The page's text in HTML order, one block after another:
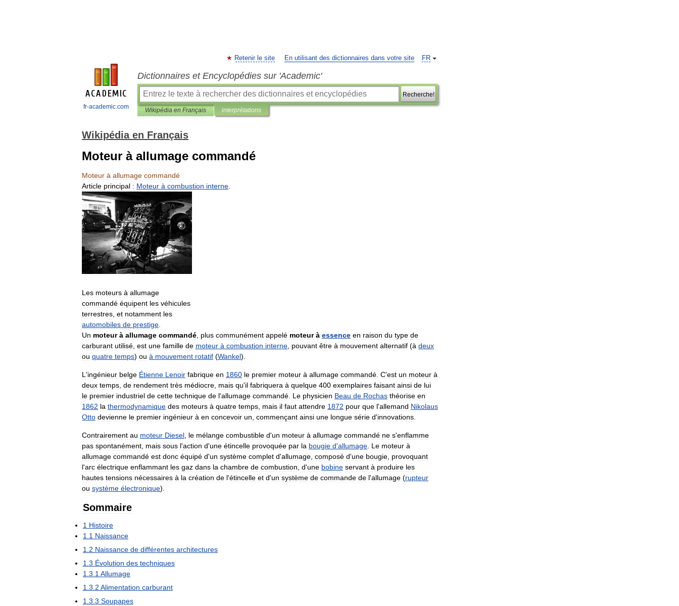
fr-academic.com
FR
Retenir le site En utilisant des dictionnaires dans votre site
Dictionnaires et Encyclopédies sur 'Academic'
Recherche!
Wikipédia en Français interprétations
Wikipédia en Français
Moteur à allumage commandé
Moteur à allumage commandé
Article principal : Moteur à combustion interne
Les moteurs à allumage
commandé équipent les véhicules
terrestres et notamment les
automobiles de prestige
Un moteur à allumage commandé plus communément appelé moteur à essence en raison du type de
carburant utilisé est une famille de moteur à combustion interne pouvant être à mouvement alternatif (à deux
ou quatre temps) ou à mouvement rotatif (Wankel).
L 'ingénieur belge Étienne Lenoir fabrique en 1860 le premier moteur à allumage commandé C'est un moteur à
deux temps de rendement très médiocre mais qu'il fabriquera à quelque 400 exemplaires faisant ainsi de lui
le premier industriel de cette technique de l'allumage commandé Le physicien Beau de Rochas théorise en
1862 la thermodynamique des moteurs à quatre temps mais il faut attendre 1872 pour que l'allemand Nikolaus
Otto devienne le premier ingénieur à en concevoir un commençant ainsi une longue série d'innovations
Contrairement au moteur Diesel le mélange combustible d'un moteur à allumage commandé ne s'enflamme
pas spontanément mais sous l'action d'une étincelle provoquée par la bougie d'allumage Le moteur à
allumage commandé est donc équipé d'un système complet d'allumage composé d'une bougie provoquant
l'arc électrique enflammant les gaz dans la chambre de combustion d'une bobine servant à produire les
hautes tensions nécessaires à la création de l'étincelle et d'un système de commande de l'allumage (rupteur
ou système électronique).
Sommaire
1 Histoire
1 1 Naissance
1 2 Naissance de différentes architectures
1 3 Évolution des techniques
1 3 1 Allumage
1 3 2 Alimentation carburant
1 3 3 Soupapes